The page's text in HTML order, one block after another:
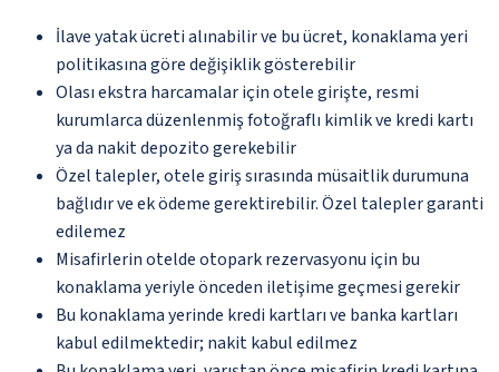
İlave yatak ücreti alınabilir ve bu ücret, konaklama yeri
politikasına göre değişiklik gösterebilir
Olası ekstra harcamalar için otele girişte, resmi
kurumlarca düzenlenmiş fotoğraflı kimlik ve kredi kartı
ya da nakit depozito gerekebilir
Özel talepler, otele giriş sırasında müsaitlik durumuna
bağlıdır ve ek ödeme gerektirebilir. Özel talepler garanti
edilemez
Misafirlerin otelde otopark rezervasyonu için bu
konaklama yeriyle önceden iletişime geçmesi gerekir
Bu konaklama yerinde kredi kartları ve banka kartları
kabul edilmektedir; nakit kabul edilmez